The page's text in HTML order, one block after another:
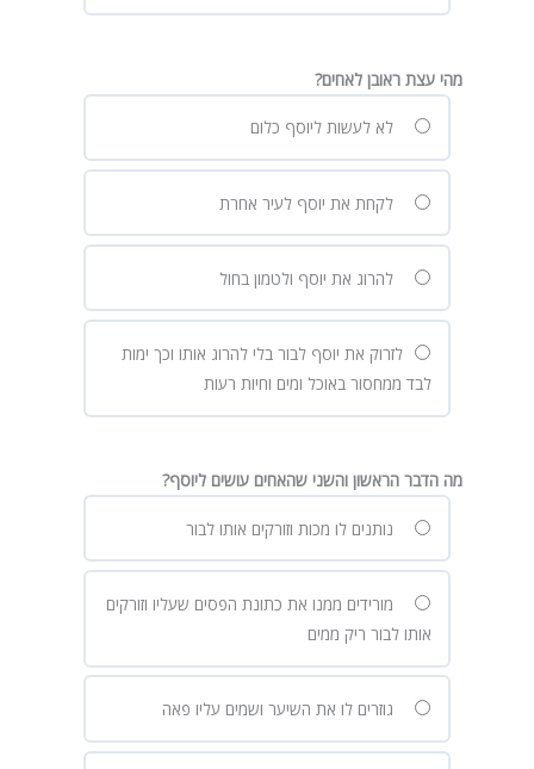
מהי עצת ראובן לאחים?
לא לעשות ליוסף כלום
לקחת את יוסף לעיר אחרת
להרוג את יוסף ולטמון בחול
לזרוק את יוסף לבור בלי להרוג אותו וכך ימות
לבד ממחסור באוכל ומים וחיות רעות
מה הדבר הראשון והשני שהאחים עושים ליוסף?
נותנים לו מכות וזורקים אותו לבור
מורידים ממנו את כתונת הפסים שעליו וזורקים
אותו לבור ריק ממים
גוזרים לו את השיער ושמים עליו פאה